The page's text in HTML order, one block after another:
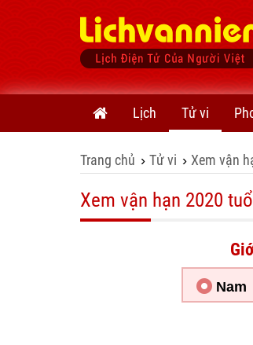
Lịch Tử vi
Trang chủ › Tử vi › Xem vận
Xem vận hạn 2020
Nam